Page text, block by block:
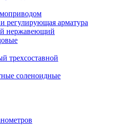
регулирующая арматура
нержавеющий
трехсоставной
соленоидные